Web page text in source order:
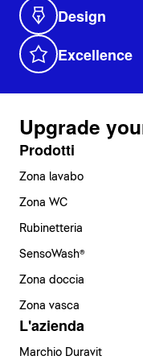
Design
Excellence
Upgrade
Prodotti
Zona lavabo
Zona WC
Rubinetteria
SensoWash®
Zona doccia
Zona vasca
L'azienda
Marchio Duravit